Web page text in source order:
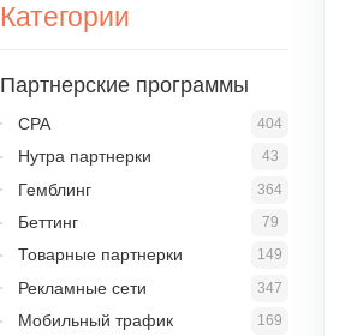
Категории
Партнерские программы
404
CPA
43
Нутра партнерки
364
Гемблинг
79
Беттинг
149
Товарные партнерки
347
Рекламные сети
169
Мобильный трафик